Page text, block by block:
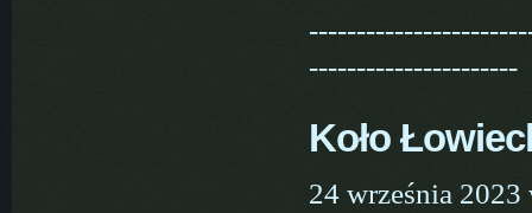
----------------------
Koło
24 września